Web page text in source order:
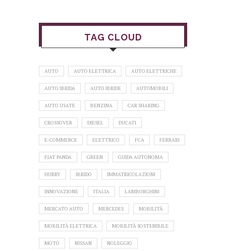
TAG CLOUD
AUTO AUTO ELETTRICA AUTO ELETTRICHE
AUTO IBRIDA AUTO IBRIDE AUTOMOBILI
AUTO USATE BENZINA CAR SHARING
CROSSOVER DIESEL DUCATI
E-COMMERCE ELETTRICO FCA FERRARI
FIAT PANDA GREEN GUIDA AUTONOMA
HURRY IBRIDO IMMATRICOLAZIONI
INNOVAZIONE ITALIA LAMBORGHINI
MERCATO AUTO MERCEDES MOBILITÀ
MOBILITÀ ELETTRICA MOBILITÀ SOSTENIBILE
MOTO NISSAN NOLEGGIO